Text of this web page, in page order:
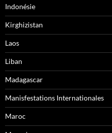
Indonésie
Kirghizistan
Laos
Liban
Madagascar
Manisfestations Internationales
Maroc